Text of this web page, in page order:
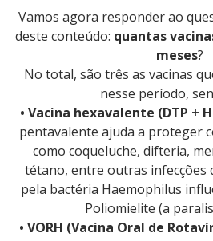
Vamos agora responder ao
deste conteúdo: quantas
meses?
No total, são três as vacinas
nesse período,
• Vacina hexavalente (DTP +
pentavalente ajuda a proteger
como coqueluche, difteria,
tétano, entre outras infecções
pela bactéria Haemophilus
Poliomielite (a
• VORH (Vacina Oral de